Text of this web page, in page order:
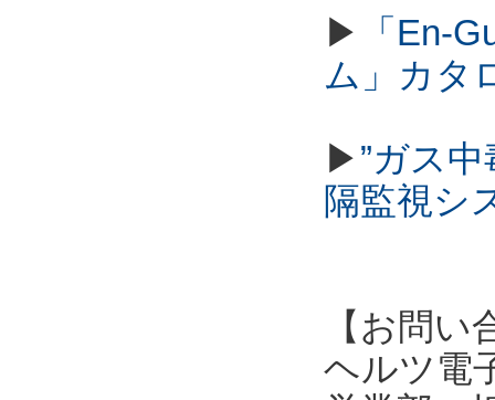
▶
「En-
ム」カタ
▶”ガス
隔監視シ
【お問い
ヘルツ電